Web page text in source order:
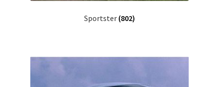
Sportster (802)